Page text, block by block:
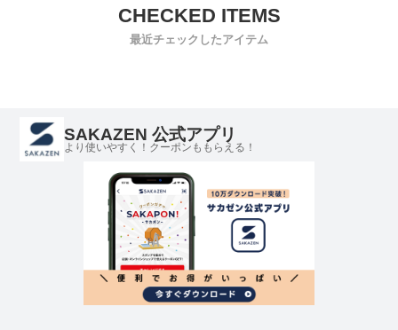
最近チェックしたアイテム
SAKAZEN 公式アプリ
より使いやすく！クーポンももらえる！